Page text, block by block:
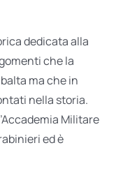
dedicata alla
che la
ma che in
nella storia.
Militare
ed è